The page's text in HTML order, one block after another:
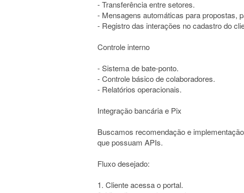
- Transferência entre setores.
- Mensagens automáticas para propostas,
- Registro das interações no cadastro do
Controle interno
- Sistema de bate-ponto.
- Controle básico de colaboradores.
- Relatórios operacionais.
Integração bancária e Pix
Buscamos recomendação e
que possuam APIs.
Fluxo desejado:
1. Cliente acessa o portal.